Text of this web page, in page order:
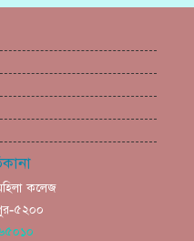
কলেজ
৫২০০